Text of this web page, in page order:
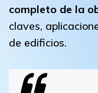
completo de la
claves,
de edificios.